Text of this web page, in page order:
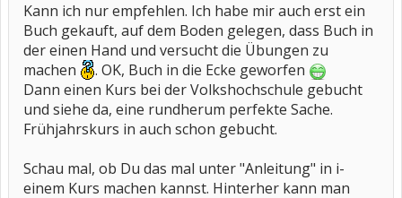
Kann ich nur empfehlen. Ich habe mir auch erst ein
Buch gekauft, auf dem Boden gelegen, dass Buch in
der einen Hand und versucht die Übungen zu
machen
. OK, Buch in die Ecke geworfen
Dann einen Kurs bei der Volkshochschule gebucht
und siehe da, eine rundherum perfekte Sache.
Frühjahrskurs in auch schon gebucht.
Schau mal, ob Du das mal unter "Anleitung" in i-
einem Kurs machen kannst. Hinterher kann man